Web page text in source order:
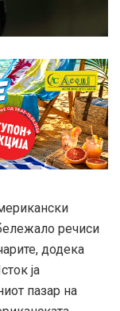
речиси
додека
ја
пазар на